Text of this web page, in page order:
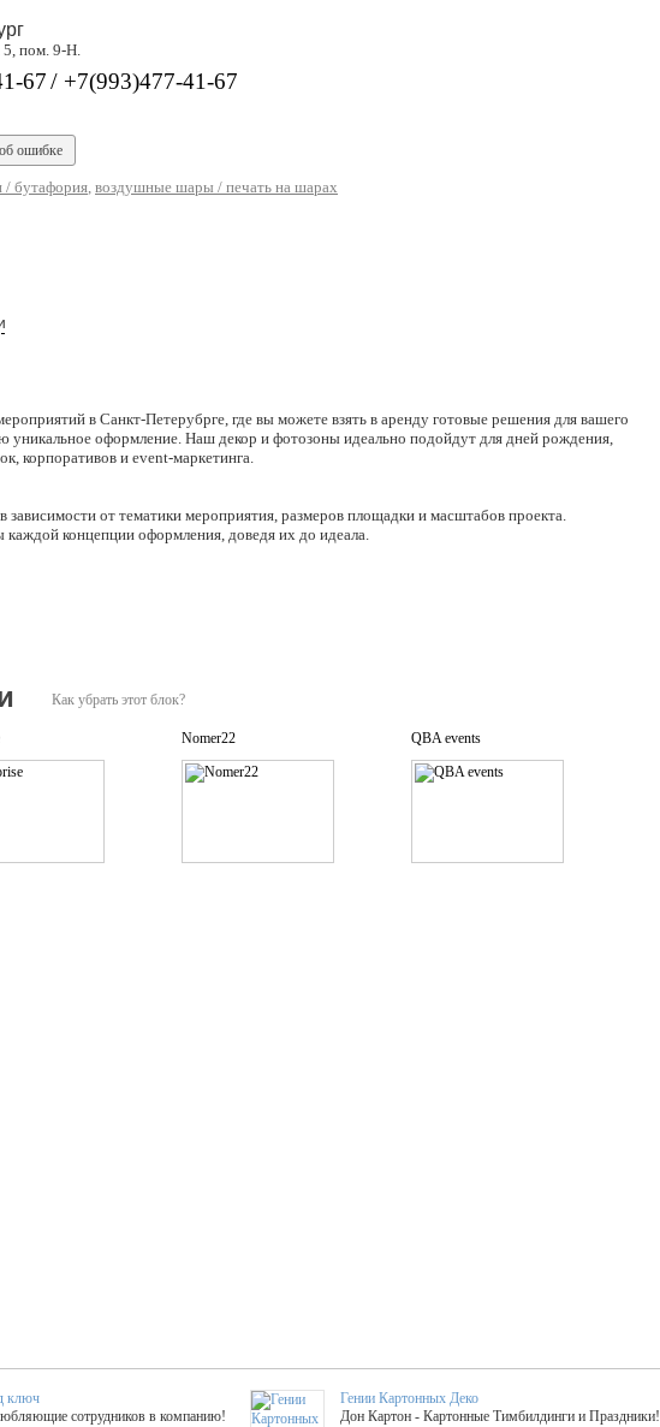
5, пом. 9-Н.
67/ +7(993)477-41-67
ошибке
/ бутафория, воздушные шары / печать на шарах
в Санкт-Петерубрге, где вы можете взять в аренду готовые решения для вашего
уникальное оформление. Наш декор и фотозоны идеально подойдут для дней рождения,
корпоративов и event-маркетинга.
зависимости от тематики мероприятия, размеров площадки и масштабов проекта.
каждой концепции оформления, доведя их до идеала.
который подчеркнет стиль вашего события!
Как убрать этот блок?
Nomer22 QBA events
ключ
сотрудников в компанию!
Гении Картонных Деко
Дон Картон - Картонные Тимбилдинги и Праздники!